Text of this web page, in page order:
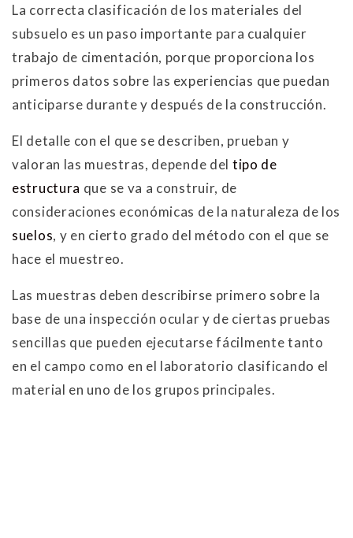
La correcta clasificación de los materiales del
subsuelo es un paso importante para cualquier
trabajo de cimentación, porque proporciona los
primeros datos sobre las experiencias que puedan
anticiparse durante y después de la construcción.
El detalle con el que se describen, prueban y
valoran las muestras, depende del tipo de
estructura que se va a construir, de
consideraciones económicas de la naturaleza de los
suelos, y en cierto grado del método con el que se
hace el muestreo.
Las muestras deben describirse primero sobre la
base de una inspección ocular y de ciertas pruebas
sencillas que pueden ejecutarse fácilmente tanto
en el campo como en el laboratorio clasificando el
material en uno de los grupos principales.